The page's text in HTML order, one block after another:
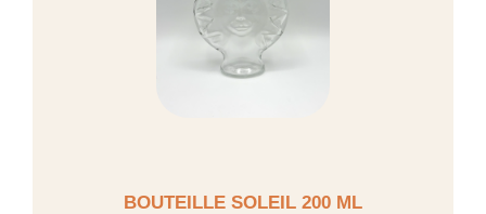
BOUTEILLE SOLEIL 200 ML